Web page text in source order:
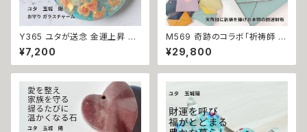
Y365 ユタが送念 金運上昇 恵
みが降り注ぎ豊かさが満ちる 太
陽の守護 てぃだの金珠 しずく
お守り ガラスチャーム 沖縄 海
祷 金運 財運 幸運 強力
¥7,200
M569 奇跡のコラボ「祈祷師 澪
央 先生×風水師 さくら 先生」開
運 エンペロープ コンパクト ミ
ニ レザーウォレット 金運・財運・
須様 造化の三神 龍神 御守り
¥29,800